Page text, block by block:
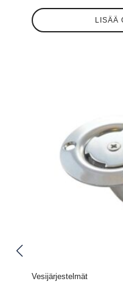
LISÄÄ
Vesijärjestelmät